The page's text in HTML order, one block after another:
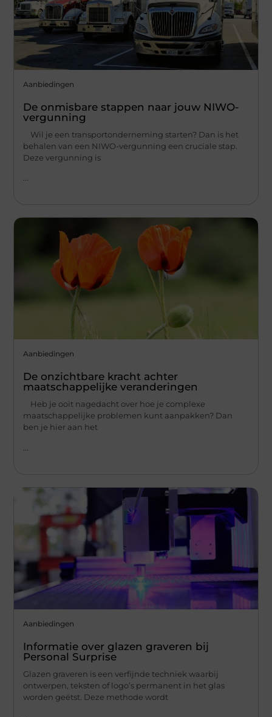
Aanbiedingen
De onmisbare stappen naar jouw NIWO-
vergunning
Wil je een transportonderneming starten? Dan is het
behalen van een NIWO-vergunning een cruciale stap.
Deze vergunning is
...
Aanbiedingen
De onzichtbare kracht achter
maatschappelijke veranderingen
Heb je ooit nagedacht over hoe je complexe
maatschappelijke problemen kunt aanpakken? Dan
ben je hier aan het
Aanbiedingen
Informatie over glazen graveren bij
Personal Surprise
Glazen graveren is een verfijnde techniek waarbij
ontwerpen, teksten of logo’s permanent in het glas
worden geëtst. Deze methode wordt